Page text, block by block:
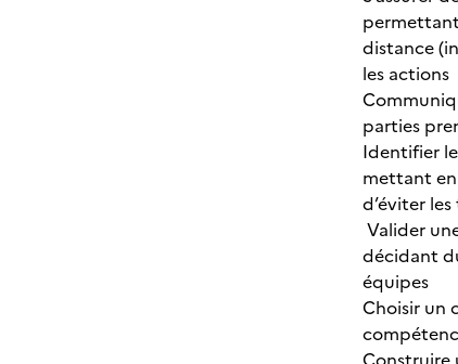
distance
les actions
parties
Identifier
mettant
d’éviter
Valider
décidant
équipes
Choisir un